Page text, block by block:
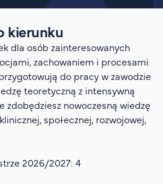
kierunku
dla osób zainteresowanych
zachowaniem i procesami
do pracy w zawodzie
teoretyczną z intensywną
zdobędziesz nowoczesną wiedzę
społecznej, rozwojowej,
2026/2027: 4